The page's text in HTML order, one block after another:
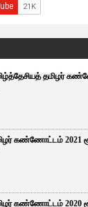
தமிழர்
கண்ணோட்டம் 2021
கண்ணோட்டம் 2020